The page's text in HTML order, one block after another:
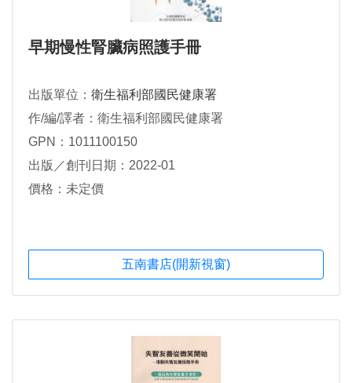
早期慢性腎臟病照護手冊
出版單位： 衛生福利部國民健康署
作/編/譯者：衛生福利部國民健康署
GPN：1011100150
出版／創刊日期：2022-01
價格：未定價
五南書店(開新視窗)